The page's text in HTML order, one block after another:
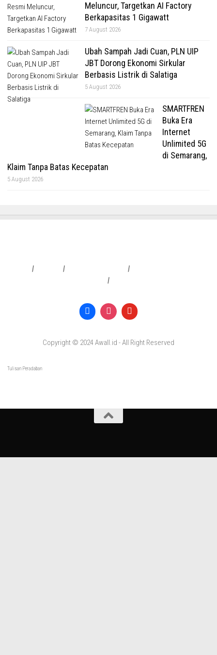
Meluncur, Targetkan AI Factory
Berkapasitas 1 Gigawatt
7 August 2026
Ubah Sampah Jadi Cuan, PLN UIP
JBT Dorong Ekonomi Sirkular
Berbasis Listrik di Salatiga
5 August 2026
SMARTFREN
Buka Era
Internet
Unlimited 5G
di Semarang,
Klaim Tanpa Batas Kecepatan
5 August 2026
| | |
|
Copyright © 2024 Awall.id - All Right Reserved
Tulisan Peradaban